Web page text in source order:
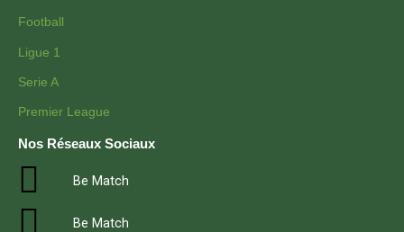
Football
Ligue 1
Serie A
Premier League
Nos Réseaux Sociaux
Be Match
Be Match